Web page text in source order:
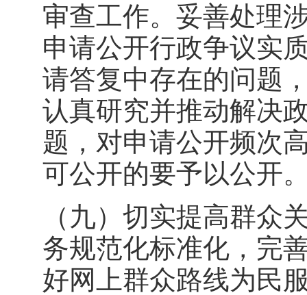
审查工作。妥善处理
申请公开行政争议实
请答复中存在的问题
认真研究并推动解决
题，对申请公开频次
可公开的要予以公开
（九）切实提高群众
务规范化标准化，完
好网上群众路线为民